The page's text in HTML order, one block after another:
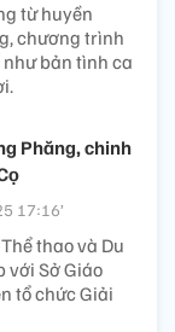
từ huyền
chương trình
như bản tình ca
Phăng, chinh
17:16’
thao và Du
với Sở Giáo
tổ chức Giải